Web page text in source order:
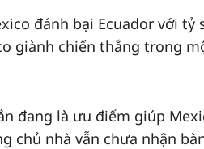
đánh bại Ecuador với
giành chiến thắng trong
đang là ưu điểm giúp
chủ nhà vẫn chưa nhận